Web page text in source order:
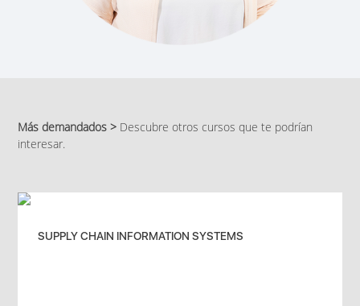
Más demandados > Descubre otros cursos que te podrían
interesar.
SUPPLY CHAIN INFORMATION SYSTEMS